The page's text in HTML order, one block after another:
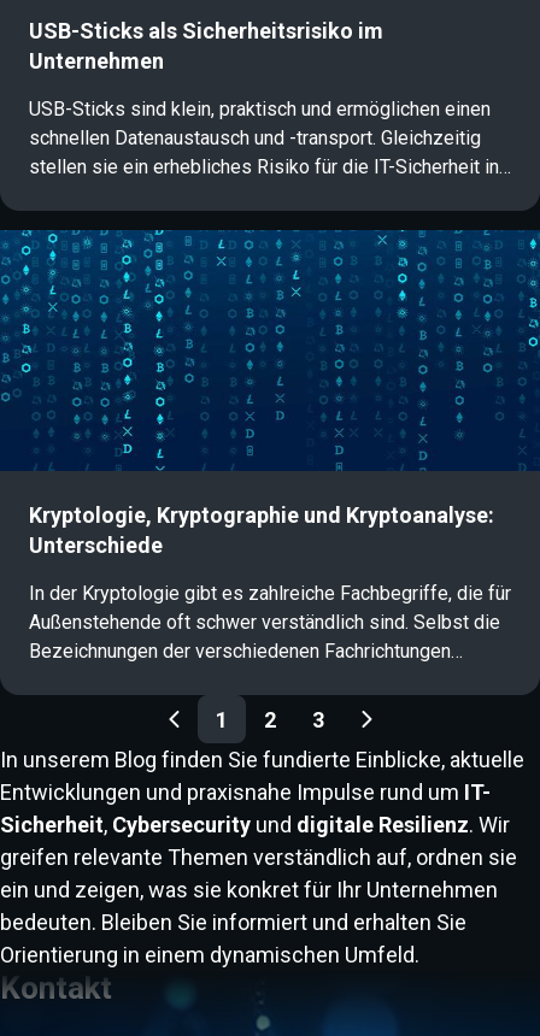
USB-Sticks als Sicherheitsrisiko im
Unternehmen
USB-Sticks sind klein, praktisch und ermöglichen einen
schnellen Datenaustausch und -transport. Gleichzeitig
stellen sie ein erhebliches Risiko für die IT-Sicherheit in
angeschlossen werden, sind sie ein beliebter
Angriffsvektor für Cyberkriminelle. Wie USB-Angriffe
funktionieren und worauf Unternehmen beim Schutz ihrer
Daten achten sollten, erfahren Sie in diesem Artikel.
(English version below)
Kryptologie, Kryptographie und Kryptoanalyse:
Unterschiede
In der Kryptologie gibt es zahlreiche Fachbegriffe, die für
Außenstehende oft schwer verständlich sind. Selbst die
Bezeichnungen der verschiedenen Fachrichtungen
Verwirrung: Kryptologie, Kryptographie und
Kryptoanalyse. Was bedeuten diese Begriffe genau und
worin liegen die Unterschiede? Dieser Artikel gibt einen
verständlichen Überblick und erklärt die zentralen
Begriffe der IT-Sicherheit.
Blog Paginierung
1 2
3
In unserem Blog finden Sie fundierte Einblicke, aktuelle
Entwicklungen und praxisnahe Impulse rund um IT-
Sicherheit, Cybersecurity und digitale Resilienz. Wir
greifen relevante Themen verständlich auf, ordnen sie
ein und zeigen, was sie konkret für Ihr Unternehmen
bedeuten. Bleiben Sie informiert und erhalten Sie
Orientierung in einem dynamischen Umfeld.
Kontakt